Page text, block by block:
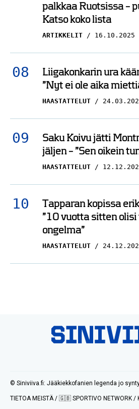
palkkaa Ruotsissa –
Katso koko lista
ARTIKKELIT 16.10.2025
Liigakonkarin ura
”Nyt ei ole aika
HAASTATTELUT
Saku Koivu jätti
jäljen – ”Sen oikein
HAASTATTELUT
Tapparan kopissa
”10 vuotta sitten
ongelma”
HAASTATTELUT
© Siniviiva.fi: Jääkiekkofanien legenda jo
TIETOA MEISTÄ/ 🇬🇧 SPORTIVO NETWORK /